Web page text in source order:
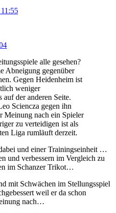
alle gesehen?
Abneigung gegenüber
Gegen Heidenheim ist
weniger
auf der anderen Seite.
Sciencza gegen ihn
Meinung nach ein Spieler
zu verteidigen ist als
Liga rumläuft derzeit.
und einer Trainingseinheit …
und verbessern im Vergleich zu
im Schanzer Trikot…
mit Schwächen im Stellungsspiel
weil er da schon
nach…